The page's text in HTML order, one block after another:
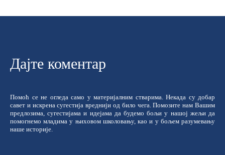
Дајте коментар
Помоћ се не огледа само у материјалним стварима. Некада су добар
савет и искрена сугестија вреднији од било чега. Помозите нам Вашим
предлозима, сугестијама и идејама да будемо бољи у нашој жељи да
помогнемо младима у њиховом школовању, као и у бољем разумевању
наше историје.